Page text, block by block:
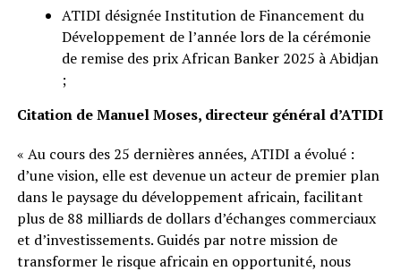
ATIDI désignée Institution de Financement du
Développement de l’année lors de la cérémonie
de remise des prix African Banker 2025 à Abidjan
;
Citation de Manuel Moses, directeur général d’ATIDI
« Au cours des 25 dernières années, ATIDI a évolué :
d’une vision, elle est devenue un acteur de premier plan
dans le paysage du développement africain, facilitant
plus de 88 milliards de dollars d’échanges commerciaux
et d’investissements. Guidés par notre mission de
transformer le risque africain en opportunité, nous